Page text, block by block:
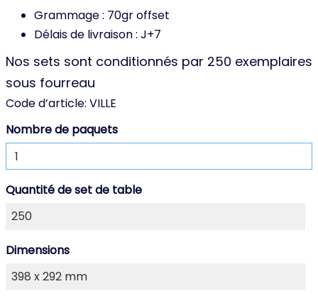
Grammage : 70gr offset
Délais de livraison : J+7
Nos sets sont conditionnés par 250 exemplaires
sous fourreau
Code d’article: VILLE
Nombre de paquets
Quantité de set de table
Dimensions